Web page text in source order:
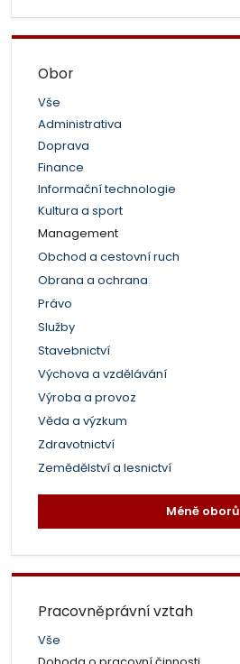
Obor
Vše
Administrativa
Doprava
Finance
Informační technologie
Kultura a sport
Management
Obchod a cestovní ruch
Obrana a ochrana
Právo
Služby
Stavebnictví
Výchova a vzdělávání
Výroba a provoz
Věda a výzkum
Zdravotnictví
Zemědělství a lesnictví
Méně oborů
Pracovněprávní vztah
Vše